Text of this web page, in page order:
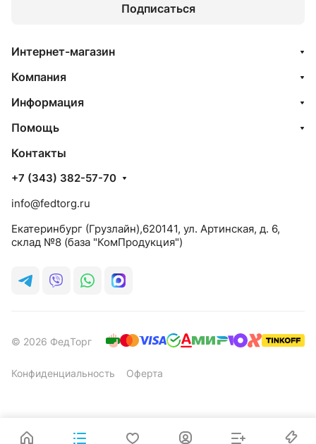
Подписаться
Интернет-магазин
Компания
Информация
Помощь
Контакты
+7 (343) 382-57-70
info@fedtorg.ru
Екатеринбург (Грузлайн),620141, ул. Артинская, д. 6,
склад №8 (база "КомПродукция")
© 2026 ФедТорг
Конфиденциальность Оферта